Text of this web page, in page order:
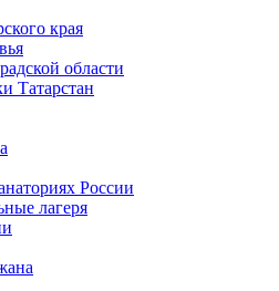
края
области
Татарстан
России
лагеря